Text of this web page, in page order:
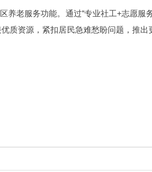
老服务功能。通过“专业社工+志愿服
质资源，紧扣居民急难愁盼问题，推